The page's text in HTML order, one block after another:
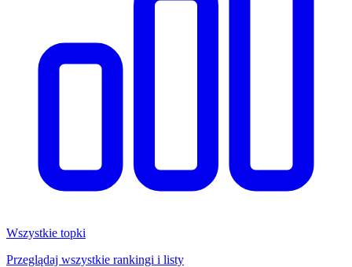
Wszystkie topki
Przeglądaj wszystkie rankingi i listy